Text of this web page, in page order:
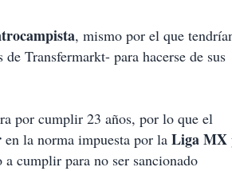
, mismo por el que
Transfermarkt- para hacerse de sus
por cumplir 23 años, por lo que el
en la norma impuesta por la Liga MX
cumplir para no ser sancionado